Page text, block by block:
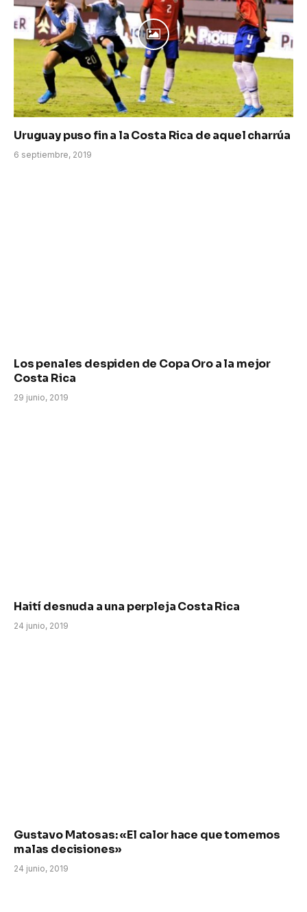
Uruguay puso fin a la Costa Rica de aquel charrúa
6 septiembre, 2019
Los penales despiden de Copa Oro a la mejor
Costa Rica
29 junio, 2019
Haití desnuda a una perpleja Costa Rica
24 junio, 2019
Gustavo Matosas: «El calor hace que tomemos
malas decisiones»
24 junio, 2019